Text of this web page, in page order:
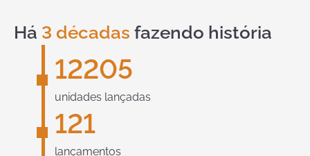
Há 3 décadas fazendo história
12205
unidades lançadas
121
lançamentos